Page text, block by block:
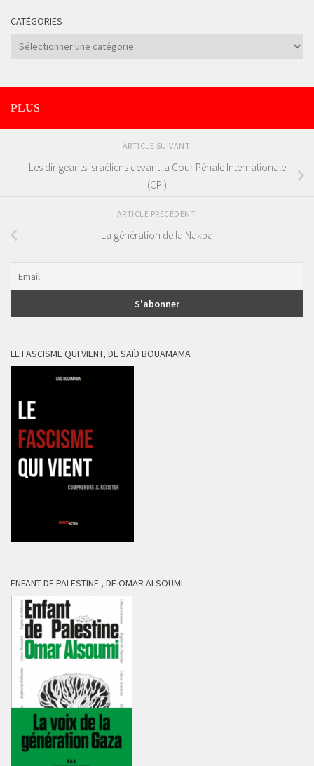
CATÉGORIES
Catégories
PLUS
ARTICLE SUIVANT
Les dirigeants israéliens devant la Cour Pénale Internationale
(CPI)
ARTICLE PRÉCÉDENT
La génération de la Nakba
LE FASCISME QUI VIENT, DE SAÏD BOUAMAMA
ENFANT DE PALESTINE , DE OMAR ALSOUMI